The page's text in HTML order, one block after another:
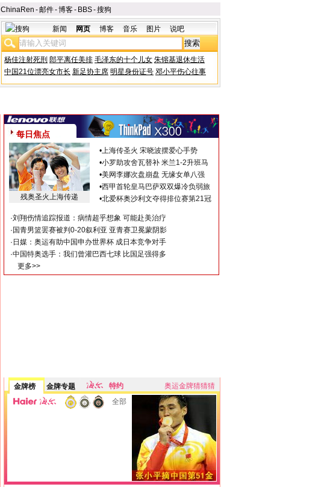
ChinaRen -邮件-博客- BBS-搜狗
新闻 网页 博客 音乐 图片 说吧
杨佳注射死刑 郎平离任美排 毛泽东的十个儿女 朱镕基退休生活
中国21位漂亮女市长 新足协主席 明星身份证号 邓小平伤心往事
每日焦点
残奥圣火上海传递
•上海传圣火 宋晓波摆爱心手势
•小罗助攻舍瓦替补 米兰1-2升班马
•美网李娜次盘崩盘 无缘女单八强
•西甲首轮皇马巴萨双双爆冷负弱旅
•北爱杯奥沙利文夺得排位赛第21冠
·刘翔伤情追踪报道：病情超乎想象 可能赴美治疗
· 国青男篮罢赛被判0-20叙利亚 亚青赛卫冕蒙阴影
· 日媒：奥运有助中国申办世界杯 成日本竞争对手
·中国特奥选手：我们曾灌巴西七球 比国足强得多
更多>>
金牌榜 金牌专题 特约
奥运金牌猜猜猜
全部